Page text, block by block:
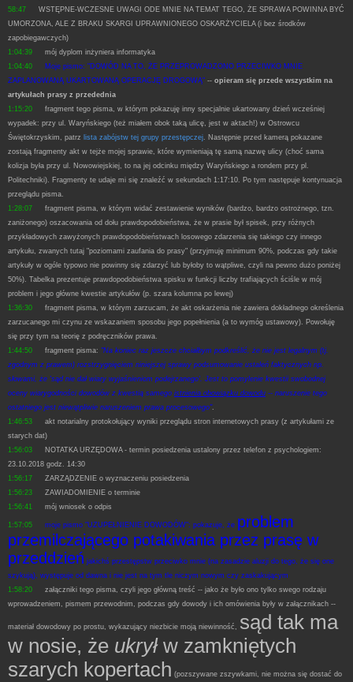
58:47
WSTĘPNE-WCZESNE UWAGI ODE MNIE NA TEMAT TEGO, ŻE SPRAWA POWINNA BYĆ
UMORZONA, ALE Z BRAKU SKARGI UPRAWNIONEGO OSKARŻYCIELA (i bez środków
zapobiegawczych)
1:04:39
mój dyplom inżyniera informatyka
1:04:40
Moje pismo: "DOWÓD NA TO, ŻE PRZEPROWADZONO PRZECIWKO MNIE
ZAPLANOWANĄ UKARTOWANĄ OPERACJĘ DROGOWĄ" -- opieram się przede wszystkim na
artykułach prasy z przedednia
1:15:20
fragment tego pisma, w którym pokazuję inny specjalnie ukartowany dzień wcześniej
wypadek: przy ul. Waryńskiego (też miałem obok taką ulicę, jest w aktach!) w Ostrowcu
Świętokrzyskim, patrz lista zabójstw tej grupy przestępczej . Następnie przed kamerą pokazane
zostają fragmenty akt w tejże mojej sprawie, które wymieniają tę samą nazwę ulicy (choć sama
kolizja była przy ul. Nowowiejskiej, to na jej odcinku między Waryńskiego a rondem przy pl.
Politechniki). Fragmenty te udaje mi się znaleźć w sekundach 1:17:10. Po tym następuje kontynuacja
przeglądu pisma.
1:28:07
fragment pisma, w którym widać zestawienie wyników (bardzo, bardzo ostrożnego, tzn.
zaniżonego) oszacowania od dołu prawdopodobieństwa, że w prasie był spisek, przy różnych
przykładowych zawyżonych prawdopodobieństwach losowego zdarzenia się takiego czy innego
artykułu, zwanych tutaj "poziomami zaufania do prasy" (przyjmuję minimum 90%, podczas gdy takie
artykuły w ogóle typowo nie powinny się zdarzyć lub byłoby to wątpliwe, czyli na pewno dużo poniżej
50%). Tabelka prezentuje prawdopodobieństwa spisku w funkcji liczby trafiających ściśle w mój
problem i jego główne kwestie artykułów (p. szara kolumna po lewej)
1:36:30
fragment pisma, w którym zarzucam, że akt oskarżenia nie zawiera dokładnego określenia
zarzucanego mi czynu ze wskazaniem sposobu jego popełnienia (a to wymóg ustawowy). Powołuję
się przy tym na teorię z podręczników prawa.
1:44:50
fragment pisma: "Na koniec raz jeszcze chciałbym podkreślić, że nie jest legalnym (tj.
zgodnym z prawem) rozstrzygnięciem niniejszej sprawy podsumowanie ustaleń faktycznych np.
słowami, że 'sąd nie dał wiary wyjaśnieniom podejrzanego'. Jest to pomylenie kwestii swobodnej
oceny wiarygodności dowodów z kwestią samego istnienia obowiązku dowodu -- naruszenie tego
ostatniego jest niewątpliwie naruszeniem prawa procesowego".
1:46:53
akt notarialny protokołujący wyniki przeglądu stron internetowych prasy (z artykułami ze
starych dat)
1:56:03
NOTATKA URZĘDOWA - termin posiedzenia ustalony przez telefon z psychologiem:
23.10.2018 godz. 14:30
1:56:17
ZARZĄDZENIE o wyznaczeniu posiedzenia
1:56:23
ZAWIADOMIENIE o terminie
1:56:41
mój wniosek o odpis
1:57:05 moje pismo "UZUPEŁNIENIE DOWODÓW": pokazuje, że problem
przemilczającego potakiwania przez prasę w
przeddzień jakichś przestępstw przeciwko mnie (na zasadzie aluzji do tego, że się one
szykują), występuje od dawna i nie jest na tym tle niczym nowym czy zaskakującym
1:58:20
załączniki tego pisma, czyli jego główną treść -- jako że było ono tylko swego rodzaju
wprowadzeniem, pismem przewodnim, podczas gdy dowody i ich omówienia były w załącznikach --
materiał dowodowy po prostu, wykazujący niezbicie moją niewinność, sąd tak ma
w nosie, że ukryłw zamkniętych
szarych kopertach (pozszywane zszywkami, nie można się dostać do